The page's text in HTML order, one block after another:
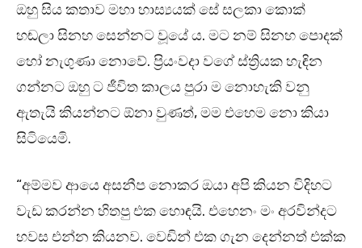
ඔහු සිය කතාව මහා හාස්‍යයක් සේ සලකා කොක්
හඬලා සිනහ සෙන්නට වූයේ ය. මට නම් සිනහ පොදක්
හෝ නැගුණා නොවේ. ප්‍රියංවදා වගේ ස්ත්‍රියක හැඳින
ගන්නට ඔහු ට ජීවිත කාලය පුරා ම නොහැකි වනු
ඇතැයි කියන්නට ඕනා වුණත්, මම එහෙම නො කියා
සිටියෙමි.
“අම්මව ආයෙ අසනීප නොකර ඔයා අපි කියන විදිහට
වැඩ කරන්න හිතපු එක හොඳයි. එහෙනං මං අරවින්දට
හවස එන්න කියනව. වෙඩින් එක ගැන දෙන්නත් එක්ක